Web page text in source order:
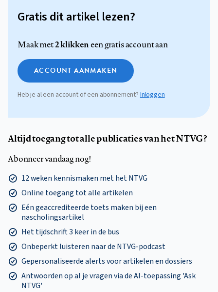
Gratis dit artikel lezen?
Maak met2 klikkeneen gratis account aan
ACCOUNT AANMAKEN
Heb je al een account of een abonnement? Inloggen
Altijd toegang tot alle publicaties van het NTVG?
Abonneer vandaag nog!
12 weken kennismaken met het NTVG
Online toegang tot alle artikelen
Eén geaccrediteerde toets maken bij een
nascholingsartikel
Het tijdschrift 3 keer in de bus
Onbeperkt luisteren naar de NTVG-podcast
Gepersonaliseerde alerts voor artikelen en dossiers
Antwoorden op al je vragen via de AI-toepassing 'Ask
NTVG'